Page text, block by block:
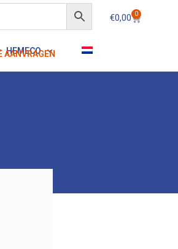
€0,00 0
HEMECO
AANVRAGEN